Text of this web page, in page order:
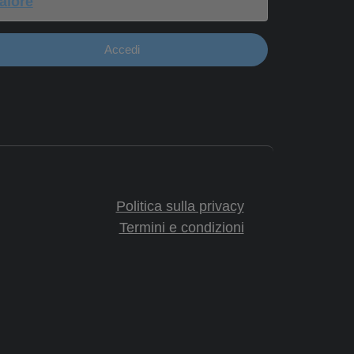
Accedi
Politica sulla privacy
Termini e condizioni